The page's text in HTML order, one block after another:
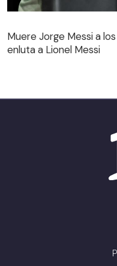
Muere Jorge Messi a
enluta a Lionel Messi